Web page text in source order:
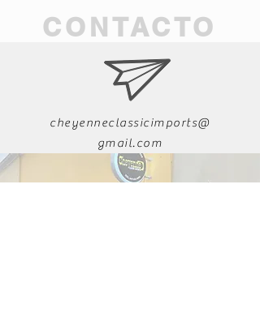
CONTACTO
cheyenneclassicimports@
gmail.com